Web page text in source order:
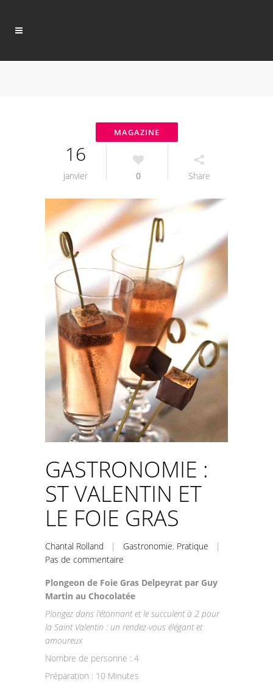
16
janvier 0 Share
GASTRONOMIE :
ST VALENTIN ET
LE FOIE GRAS
Chantal Rolland | Gastronomie, Pratique |
Pas de commentaire
Plongeon de Foie Gras Delpeyrat par Guy
Martin au Chocolatée
Plongez dans l’étonnant et le succulent à 2 pour
la Saint Valentin : un rendez-vous élégant et
amoureux
Nombre de personne : 4
Préparation : 10 Minutes